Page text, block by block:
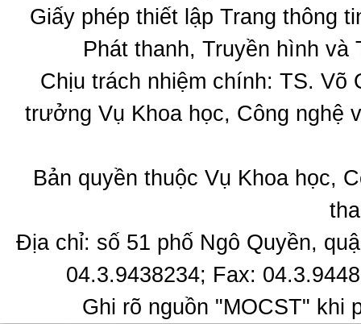
Giấy phép thiết lập Trang thông
Phát thanh, Truyền hình
Chịu trách nhiệm chính: TS.
trưởng Vụ Khoa học, Công nghệ
Bản quyền thuộc Vụ Khoa học,
Địa chỉ: số 51 phố Ngô Quyền,
04.3.9438234; Fax:
Ghi rõ nguồn "MOCST" khi